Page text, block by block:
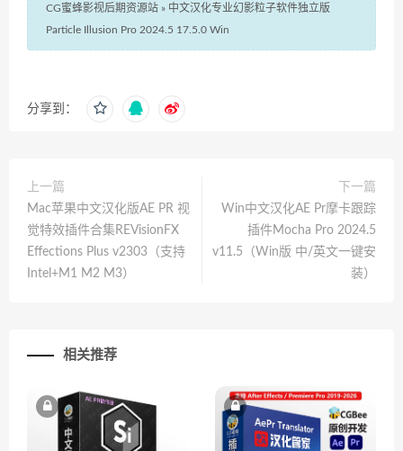
CG蜜蜂影视后期资源站 » 中文汉化专业幻影粒子软件独立版
Particle Illusion Pro 2024.5 17.5.0 Win
分享到：
上一篇
Mac苹果中文汉化版AE PR 视
觉特效插件合集REVisionFX
Effections Plus v2303（支持
Intel+M1 M2 M3）
下一篇
Win中文汉化AE Pr摩卡跟踪
插件Mocha Pro 2024.5
v11.5（Win版 中/英文一键安
装）
相关推荐